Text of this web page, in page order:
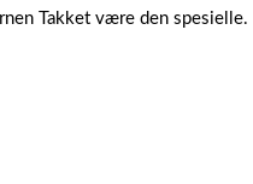
Takket være den